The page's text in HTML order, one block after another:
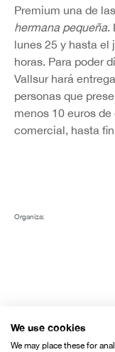
Premium una de
hermana pequeña
lunes 25 y hasta el
horas. Para poder
Vallsur hará
personas que
menos 10 euros
comercial, hasta
Organiza:
Con el apoyo de:
We use cookies
We may place these for